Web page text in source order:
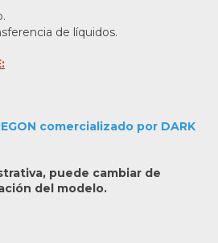
de líquidos.
comercializado por DARK
puede cambiar de
del modelo.